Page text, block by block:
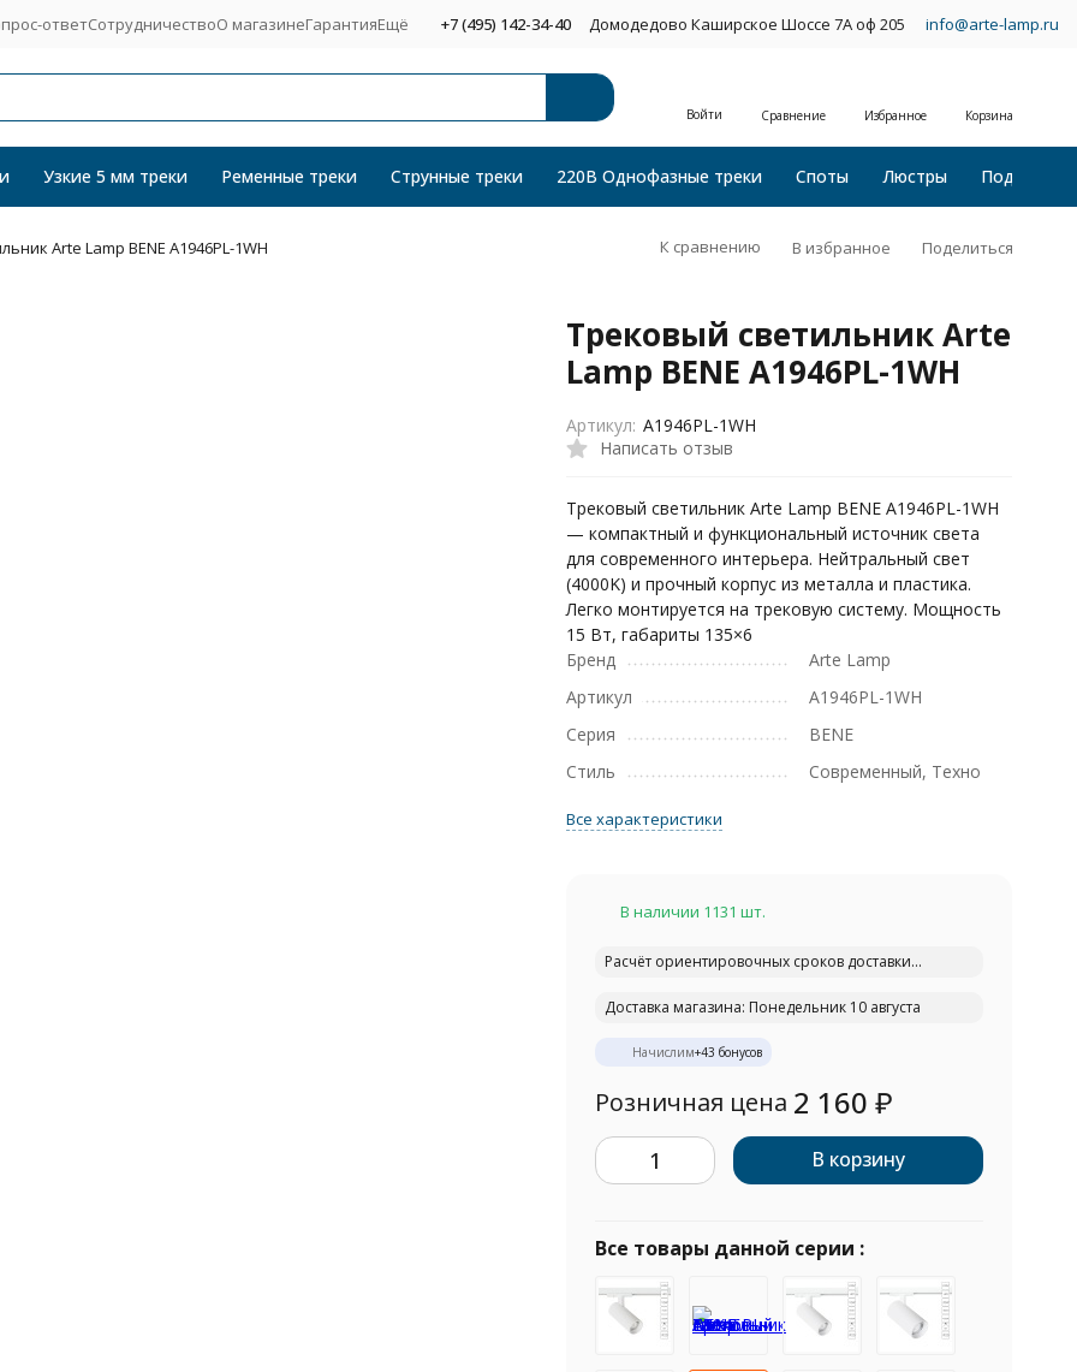
ответСотрудничествоО магазинеГарантияЕщё +7 (495) 142-34-40 Домодедово Каширское Шоссе 7А оф 205 info@arte-lamp.ru
Войти Сравнение Избранное Корзина
Узкие 5 мм треки Ременные треки Струнные треки 220В Однофазные треки Споты Люстры Подвесные
Arte Lamp BENE A1946PL-1WH К сравнению В избранное Поделиться
Трековый светильник Arte
Lamp BENE A1946PL-1WH
Написать отзыв
Артикул: A1946PL-1WH
Трековый светильник Arte Lamp BENE A1946PL-1WH
— компактный и функциональный источник света
для современного интерьера. Нейтральный свет
(4000K) и прочный корпус из металла и пластика.
Легко монтируется на трековую систему. Мощность
15 Вт, габариты 135×6
Бренд
Arte Lamp
Артикул
A1946PL-1WH
Серия
BENE
Стиль
Современный, Техно
Все характеристики
В наличии 1131 шт.
Расчёт ориентировочных сроков доставки...
Доставка магазина: Понедельник 10 августа
Начислим+43 бонусов
Розничная цена 2 160₽
В корзину
Все товары данной серии :